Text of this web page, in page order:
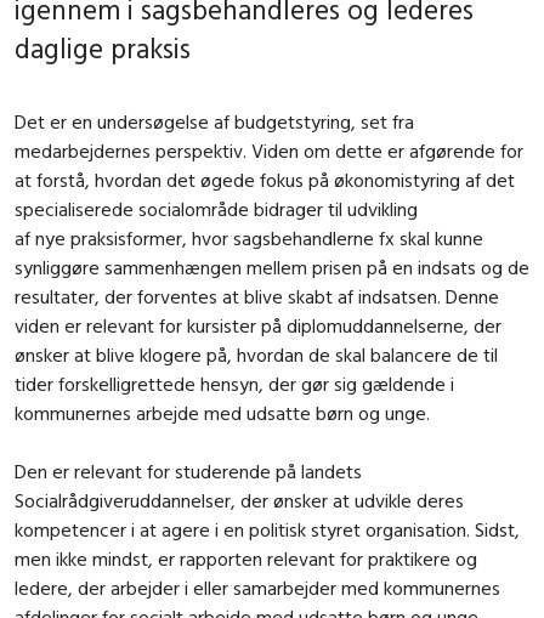
igennem i sagsbehandleres og lederes
daglige praksis
Det er en undersøgelse af budgetstyring, set fra
medarbejdernes perspektiv. Viden om dette er afgørende for
at forstå, hvordan det øgede fokus på økonomistyring af det
specialiserede socialområde bidrager til udvikling
af nye praksisformer, hvor sagsbehandlerne fx skal kunne
synliggøre sammenhængen mellem prisen på en indsats og de
resultater, der forventes at blive skabt af indsatsen. Denne
viden er relevant for kursister på diplomuddannelserne, der
ønsker at blive klogere på, hvordan de skal balancere de til
tider forskelligrettede hensyn, der gør sig gældende i
kommunernes arbejde med udsatte børn og unge.
Den er relevant for studerende på landets
Socialrådgiveruddannelser, der ønsker at udvikle deres
kompetencer i at agere i en politisk styret organisation. Sidst,
men ikke mindst, er rapporten relevant for praktikere og
ledere, der arbejder i eller samarbejder med kommunernes